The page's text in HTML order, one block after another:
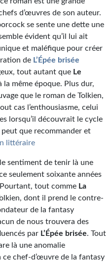
d’œuvres de son auteur.
se sente une dette une
évident qu’il lui ait
et maléfique pour créer
de L’Épée brisée
tout autant que Le
la même époque. Plus dur,
que le roman de Tolkien,
cas l’enthousiasme, celui
lorsqu’il découvrait le cycle
peut que recommander et
littéraire
sentiment de tenir là une
seulement soixante années
tout comme La
dont il prend le contre-
de la fantasy
de nous trouvera des
par L’Épée brisée. Tout
là une anomalie
chef-d’œuvre de la fantasy